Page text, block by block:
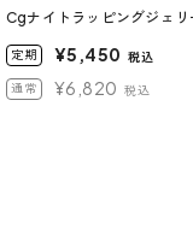
Cgナイトラッピングジェリ
定期 ¥5,450 税込
通常 ¥6,820 税込